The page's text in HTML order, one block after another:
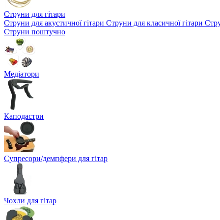
Струни для гітари
Струни для акустичної гітари Струни для класичної гітари
Струни поштучно
Медіатори
Каподастри
Супресори/демпфери для гітар
Чохли для гітар